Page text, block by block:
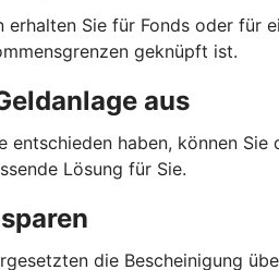
erhalten Sie für Fonds oder für
geknüpft ist.
aus
entschieden haben, können
Lösung für Sie.
die Bescheinigung